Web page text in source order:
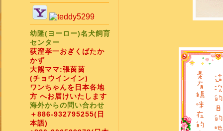
幼隆(ヨーロー)名犬飼育
センター
荻漥孝一おぎくばたか
かず
大熊ママ:張茵茵
(チョウインイン)
ワンちゃんを日本各地
方 へお届けいたします
海外からの問い合わせ
＋886-932795255(日
本語)